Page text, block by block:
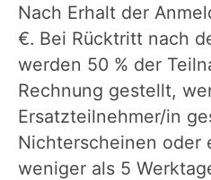
Nach Erhalt der
€. Bei Rücktritt nach
werden 50 % der
Rechnung gestellt,
Ersatzteilnehmer/in
Nichterscheinen oder
weniger als 5